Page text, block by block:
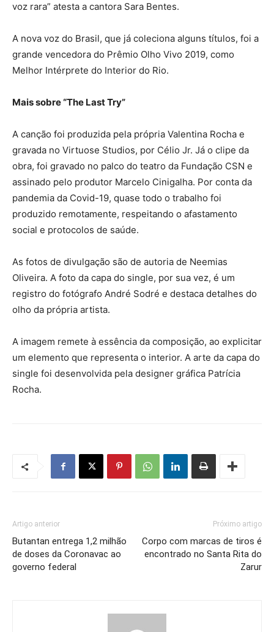
voz rara” atesta a cantora Sara Bentes.
A nova voz do Brasil, que já coleciona alguns títulos, foi a
grande vencedora do Prêmio Olho Vivo 2019, como
Melhor Intérprete do Interior do Rio.
Mais sobre “The Last Try”
A canção foi produzida pela própria Valentina Rocha e
gravada no Virtuose Studios, por Célio Jr. Já o clipe da
obra, foi gravado no palco do teatro da Fundação CSN e
assinado pelo produtor Marcelo Cinigalha. Por conta da
pandemia da Covid-19, quase todo o trabalho foi
produzido remotamente, respeitando o afastamento
social e protocolos de saúde.
As fotos de divulgação são de autoria de Neemias
Oliveira. A foto da capa do single, por sua vez, é um
registro do fotógrafo André Sodré e destaca detalhes do
olho da própria artista.
A imagem remete à essência da composição, ao explicitar
um elemento que representa o interior. A arte da capa do
single foi desenvolvida pela designer gráfica Patrícia
Rocha.
Artigo anterior
Butantan entrega 1,2 milhão
de doses da Coronavac ao
governo federal
Próximo artigo
Corpo com marcas de tiros é
encontrado no Santa Rita do
Zarur